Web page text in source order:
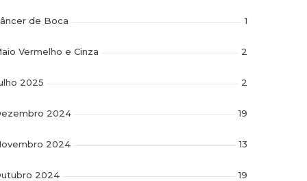
de Boca 1
Vermelho e Cinza 2
2025 2
2024 19
2024 13
2024 19